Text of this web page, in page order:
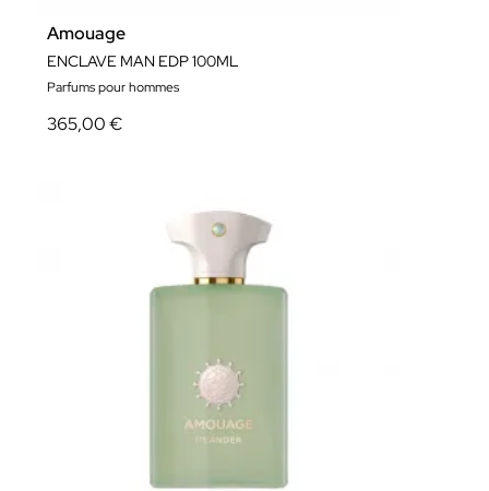
Amouage
ENCLAVE MAN EDP 100ML
Parfums pour hommes
365,00 €